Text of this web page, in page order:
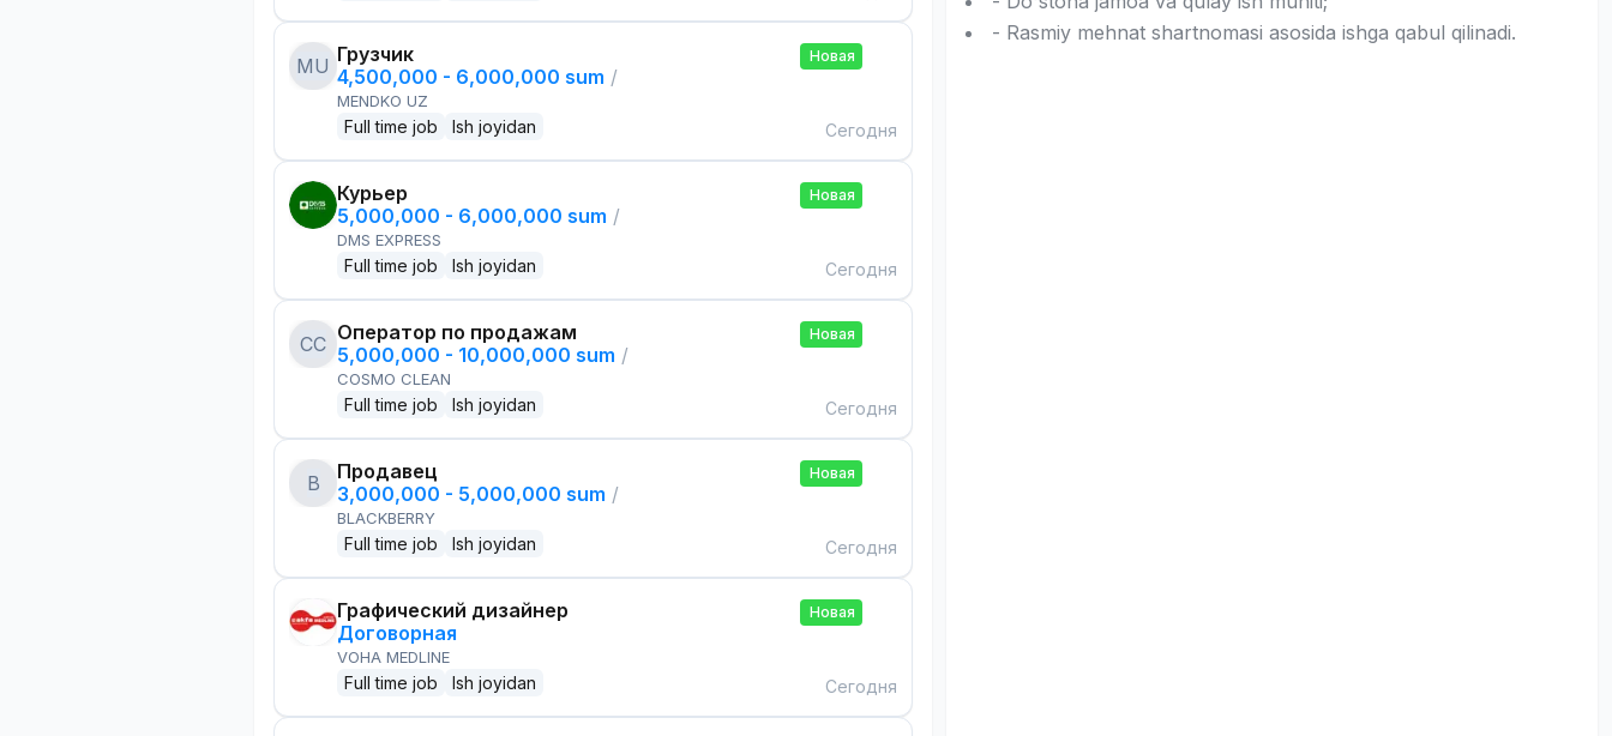
MU Грузчик
4,500,000 - 6,000,000 sum /
MENDKO UZ
Full time job Ish joyidan
Новая
Сегодня
Курьер
5,000,000 - 6,000,000 sum /
DMS EXPRESS
Full time job Ish joyidan
Новая
Сегодня
CC Оператор по продажам
5,000,000 - 10,000,000 sum /
COSMO CLEAN
Full time job Ish joyidan
Новая
Сегодня
B
Продавец
3,000,000 - 5,000,000 sum /
BLACKBERRY
Full time job Ish joyidan
Новая
Сегодня
Графический дизайнер
Договорная
VOHA MEDLINE
Full time job Ish joyidan
Новая
Сегодня
- Rasmiy mehnat shartnomasi asosida ishga qabul qilinadi.